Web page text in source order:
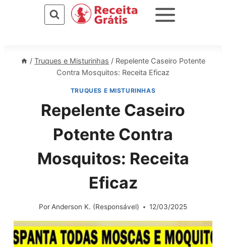
/ Truques e Misturinhas / Repelente Caseiro Potente
Contra Mosquitos: Receita Eficaz
TRUQUES E MISTURINHAS
Repelente Caseiro
Potente Contra
Mosquitos: Receita
Eficaz
PorAnderson K. (Responsável) 12/03/2025